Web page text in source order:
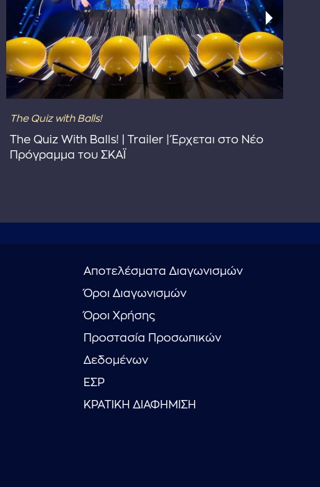
The Quiz with Balls!
The Quiz With Balls! | Trailer | Έρχεται στο Νέο
Πρόγραμμα του ΣΚΑΪ
Αποτελέσματα Διαγωνισμών
Όροι Διαγωνισμών
Όροι Χρήσης
Προστασία Προσωπικών
Δεδομένων
ΕΣΡ
ΚΡΑΤΙΚΗ ΔΙΑΦΗΜΙΣΗ